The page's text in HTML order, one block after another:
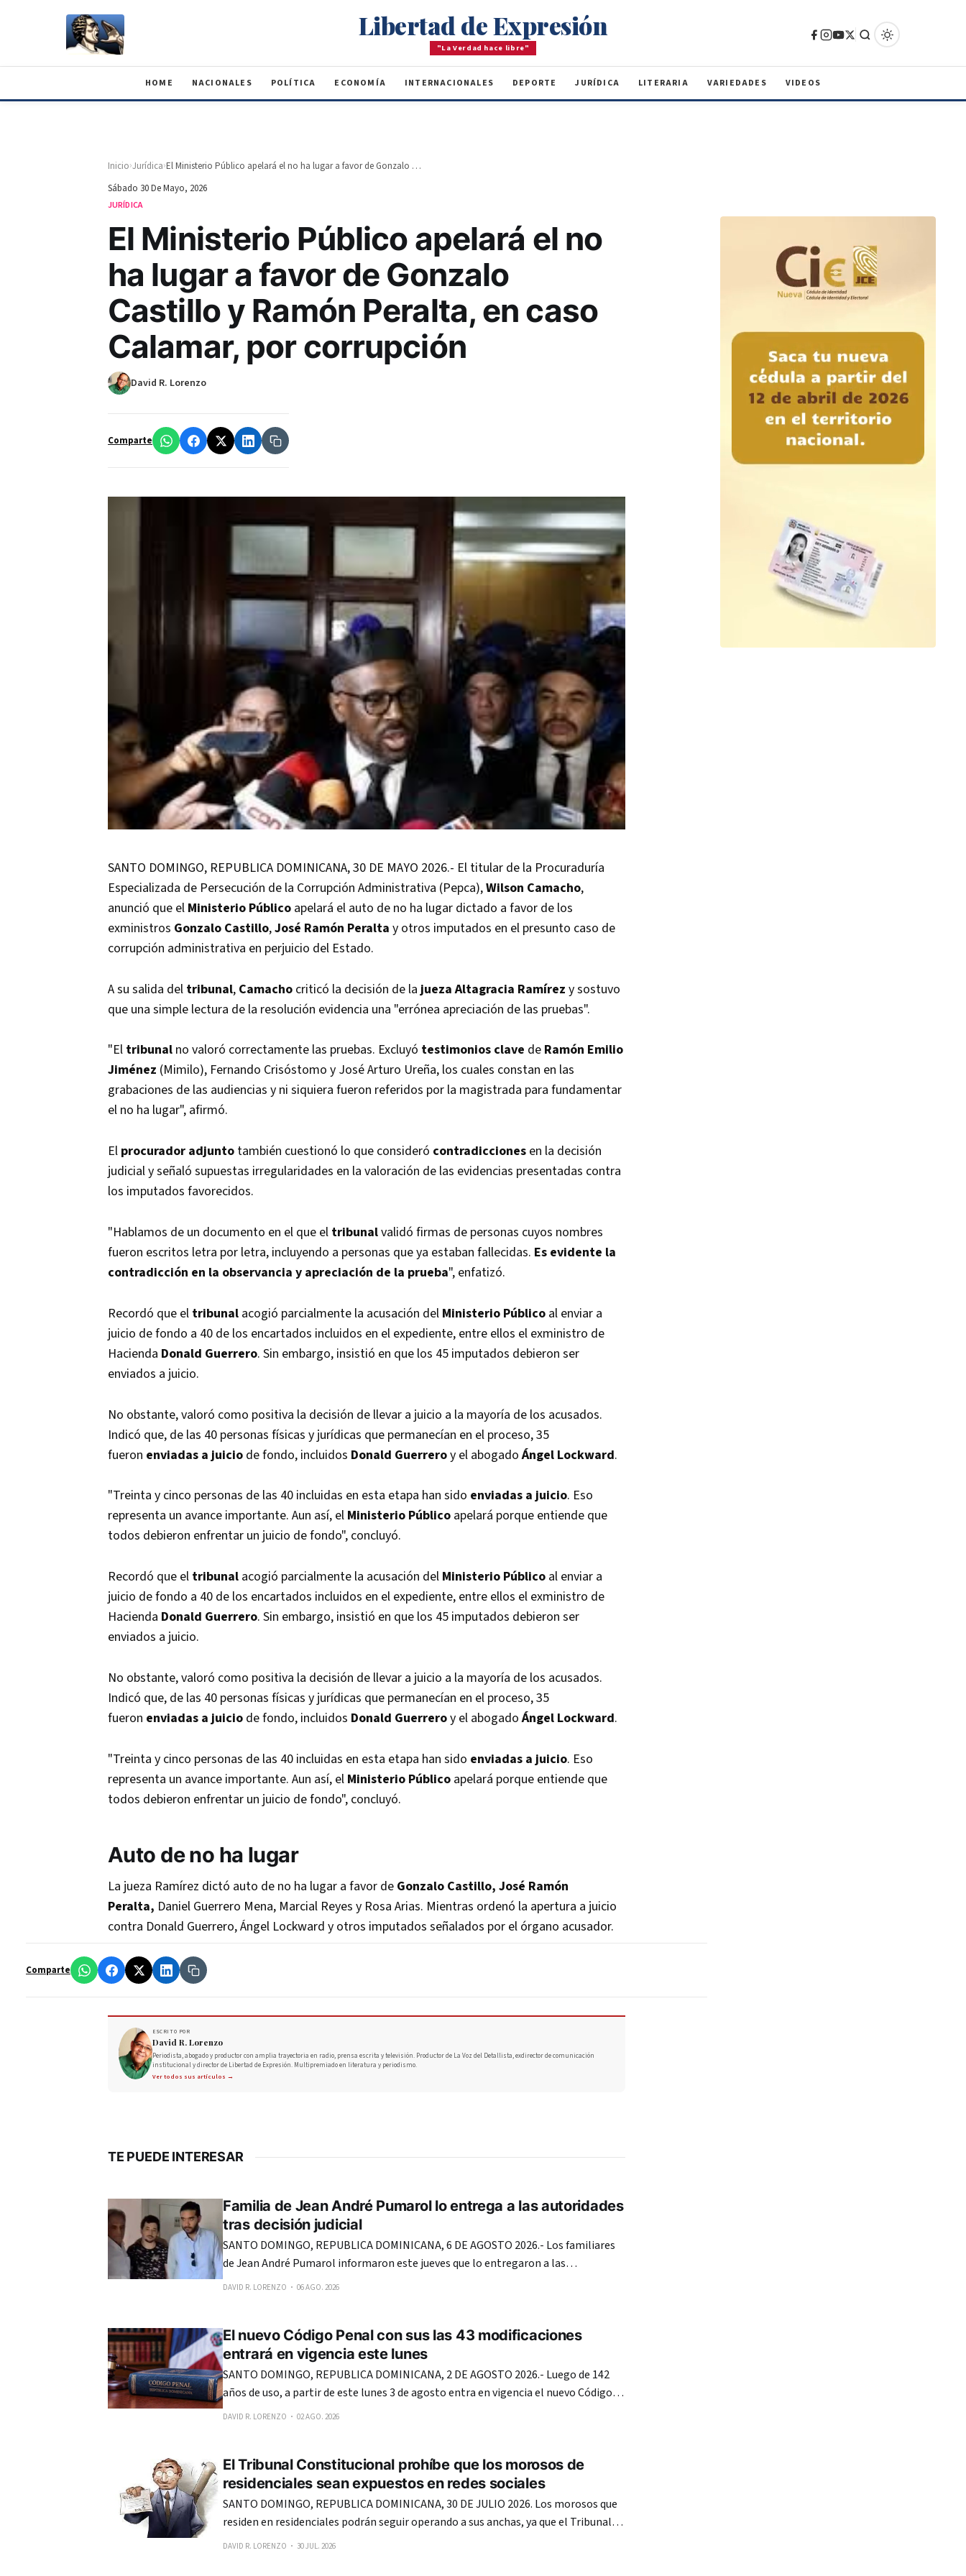
Libertad de Expresión
"La Verdad hace libre"
HOME NACIONALES POLÍTICA ECONOMÍA INTERNACIONALES DEPORTE JURÍDICA LITERARIA VARIEDADES VIDEOS
Inicio›Jurídica›
El Ministerio Público apelará el no ha lugar a favor de Gonzalo Castillo y Ramón Peralta, en caso Calamar, por corrupción
Sábado 30 De Mayo, 2026
JURÍDICA
El Ministerio Público apelará el no
ha lugar a favor de Gonzalo
Castillo y Ramón Peralta, en caso
Calamar, por corrupción
David R. Lorenzo
Comparte
SANTO DOMINGO, REPUBLICA DOMINICANA, 30 DE MAYO 2026.- El titular de la Procuraduría
Especializada de Persecución de la Corrupción Administrativa (Pepca),Wilson Camacho,
anunció que el Ministerio Público apelará el auto de no ha lugar dictado a favor de los
exministros Gonzalo Castillo,José Ramón Peralta y otros imputados en el presunto caso de
corrupción administrativa en perjuicio del Estado.
A su salida del tribunal, Camacho criticó la decisión de la jueza Altagracia Ramírez y sostuvo
que una simple lectura de la resolución evidencia una "errónea apreciación de las pruebas".
"El tribunal no valoró correctamente las pruebas. Excluyó testimonios clave de Ramón Emilio
Jiménez (Mimilo), Fernando Crisóstomo y José Arturo Ureña, los cuales constan en las
grabaciones de las audiencias y ni siquiera fueron referidos por la magistrada para fundamentar
el no ha lugar", afirmó.
El procurador adjunto también cuestionó lo que consideró contradicciones en la decisión
judicial y señaló supuestas irregularidades en la valoración de las evidencias presentadas contra
los imputados favorecidos.
"Hablamos de un documento en el que el tribunalvalidó firmas de personas cuyos nombres
fueron escritos letra por letra, incluyendo a personas que ya estaban fallecidas. Es evidente la
contradicción en la observancia y apreciación de la prueba", enfatizó.
Recordó que el tribunal acogió parcialmente la acusación del Ministerio Público al enviar a
juicio de fondo a 40 de los encartados incluidos en el expediente, entre ellos el exministro de
Hacienda Donald Guerrero. Sin embargo, insistió en que los 45 imputados debieron ser
enviados a juicio.
No obstante, valoró como positiva la decisión de llevar a juicio a la mayoría de los acusados.
Indicó que, de las 40 personas físicas y jurídicas que permanecían en el proceso, 35
fueron enviadas a juicio de fondo, incluidos Donald Guerreroy el abogadoÁngel Lockward.
"Treinta y cinco personas de las 40 incluidas en esta etapa han sido enviadas a juicio. Eso
representa un avance importante. Aun así, el Ministerio Público apelará porque entiende que
todos debieron enfrentar un juicio de fondo", concluyó.
Recordó que el tribunal acogió parcialmente la acusación del Ministerio Público al enviar a
juicio de fondo a 40 de los encartados incluidos en el expediente, entre ellos el exministro de
Hacienda Donald Guerrero. Sin embargo, insistió en que los 45 imputados debieron ser
enviados a juicio.
No obstante, valoró como positiva la decisión de llevar a juicio a la mayoría de los acusados.
Indicó que, de las 40 personas físicas y jurídicas que permanecían en el proceso, 35
fueron enviadas a juicio de fondo, incluidos Donald Guerreroy el abogadoÁngel Lockward.
"Treinta y cinco personas de las 40 incluidas en esta etapa han sido enviadas a juicio. Eso
representa un avance importante. Aun así, el Ministerio Público apelará porque entiende que
todos debieron enfrentar un juicio de fondo", concluyó.
Auto de no ha lugar
La jueza Ramírez dictó auto de no ha lugar a favor de Gonzalo Castillo, José Ramón
Peralta, Daniel Guerrero Mena, Marcial Reyes y Rosa Arias. Mientras ordenó la apertura a juicio
contra Donald Guerrero, Ángel Lockward y otros imputados señalados por el órgano acusador.
Comparte
ESCRITO POR
David R. Lorenzo
Periodista, abogado y productor con amplia trayectoria en radio, prensa escrita y televisión. Productor de La Voz del Detallista, exdirector de comunicación
institucional y director de Libertad de Expresión. Multipremiado en literatura y periodismo.
Ver todos sus artículos →
TE PUEDE INTERESAR
Familia de Jean André Pumarol lo entrega a las autoridades
tras decisión judicial
SANTO DOMINGO, REPUBLICA DOMINICANA, 6 DE AGOSTO 2026.- Los familiares
de Jean André Pumarol informaron este jueves que lo entregaron a las
autoridades, en cumplimiento de la decisión emitida hoy por la Segunda Sala de la
DAVID R. LORENZO 06 AGO. 2026
El nuevo Código Penal con sus las 43 modificaciones
entrará en vigencia este lunes
SANTO DOMINGO, REPUBLICA DOMINICANA, 2 DE AGOSTO 2026.- Luego de 142
años de uso, a partir de este lunes 3 de agosto entra en vigencia el nuevo Código
Penal de República Dominicana, promulgado mediante la Ley 74-25. Tras más de
DAVID R. LORENZO 02 AGO. 2026
El Tribunal Constitucional prohíbe que los morosos de
residenciales sean expuestos en redes sociales
SANTO DOMINGO, REPUBLICA DOMINICANA, 30 DE JULIO 2026. Los morosos que
residen en residenciales podrán seguir operando a sus anchas, ya que el Tribunal
Constitucional (TC) les ha dado luz verde para no ser expuestos. Las juntas de
DAVID R. LORENZO 30 JUL. 2026